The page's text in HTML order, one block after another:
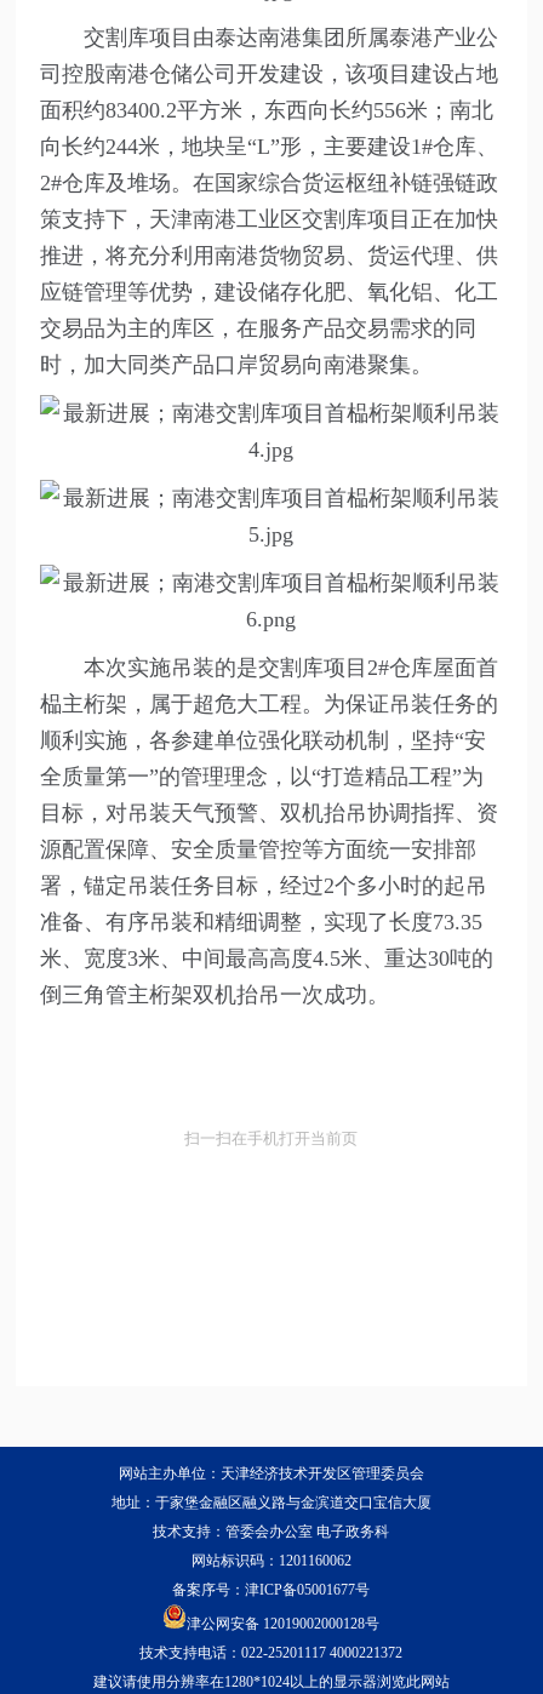
交割库项目由泰达南港集团所属泰港产业公
司控股南港仓储公司开发建设，该项目建设占地
面积约83400.2平方米，东西向长约556米；南北
向长约244米，地块呈“L”形，主要建设1#仓库、
2#仓库及堆场。在国家综合货运枢纽补链强链政
策支持下，天津南港工业区交割库项目正在加快
推进，将充分利用南港货物贸易、货运代理、供
应链管理等优势，建设储存化肥、氧化铝、化工
交易品为主的库区，在服务产品交易需求的同
时，加大同类产品口岸贸易向南港聚集。
本次实施吊装的是交割库项目2#仓库屋面首
榀主桁架，属于超危大工程。为保证吊装任务的
顺利实施，各参建单位强化联动机制，坚持“安
全质量第一”的管理理念，以“打造精品工程”为
目标，对吊装天气预警、双机抬吊协调指挥、资
源配置保障、安全质量管控等方面统一安排部
署，锚定吊装任务目标，经过2个多小时的起吊
准备、有序吊装和精细调整，实现了长度73.35
米、宽度3米、中间最高高度4.5米、重达30吨的
倒三角管主桁架双机抬吊一次成功。
扫一扫在手机打开当前页
网站主办单位：天津经济技术开发区管理委员会
地址：于家堡金融区融义路与金滨道交口宝信大厦
技术支持：管委会办公室 电子政务科
网站标识码：1201160062
备案序号：津ICP备05001677号
津公网安备 12019002000128号
技术支持电话：022-25201117 4000221372
建议请使用分辨率在1280*1024以上的显示器浏览此网站